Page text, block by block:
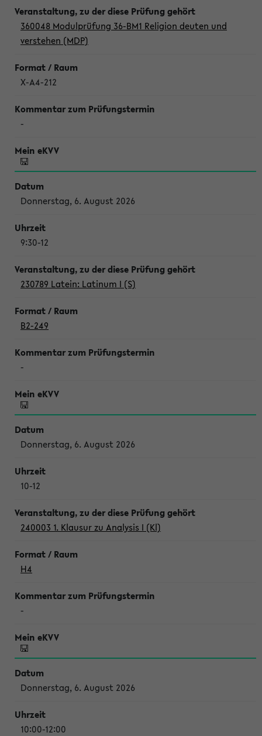
360048 Modulprüfung 36-BM1 Religion deuten und
verstehen (MDP)
X-A4-212
-
Donnerstag, 6. August 2026
9:30-12
230789 Latein: Latinum I (S)
B2-249
-
Donnerstag, 6. August 2026
10-12
240003 1. Klausur zu Analysis I (Kl)
H4
-
Donnerstag, 6. August 2026
10:00-12:00